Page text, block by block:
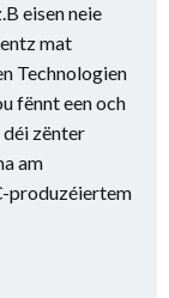
eisen neie
mat
Technologien
fënnt een och
déi zënter
am
produzéiertem